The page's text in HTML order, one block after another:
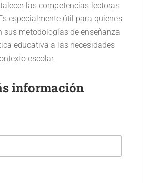
las competencias lectoras
especialmente útil para quienes
sus metodologías de enseñanza
educativa a las necesidades
escolar.
información